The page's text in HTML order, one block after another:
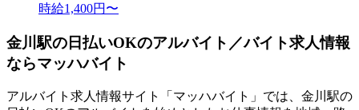
時給1,400円〜
金川駅の日払いOKのアルバイト／バイト求人情報
ならマッハバイト
アルバイト求人情報サイト「マッハバイト」では、金川駅の